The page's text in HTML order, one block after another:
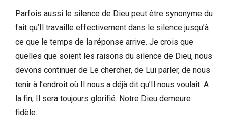
Parfois aussi le silence de Dieu peut être synonyme du
fait qu’Il travaille effectivement dans le silence jusqu’à
ce que le temps de la réponse arrive. Je crois que
quelles que soient les raisons du silence de Dieu, nous
devons continuer de Le chercher, de Lui parler, de nous
tenir à l’endroit où Il nous a déjà dit qu’Il nous voulait. A
la fin, Il sera toujours glorifié. Notre Dieu demeure
fidèle.